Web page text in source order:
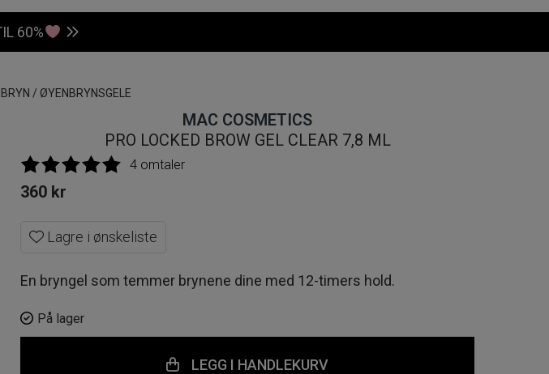
60%
/ ØYENBRYNSGELE
MAC COSMETICS
PRO LOCKED BROW GEL CLEAR 7,8 ML
4 omtaler
360 kr
Lagre i ønskeliste
En bryngel som temmer brynene dine med 12-timers hold.
På lager
LEGG I HANDLEKURV